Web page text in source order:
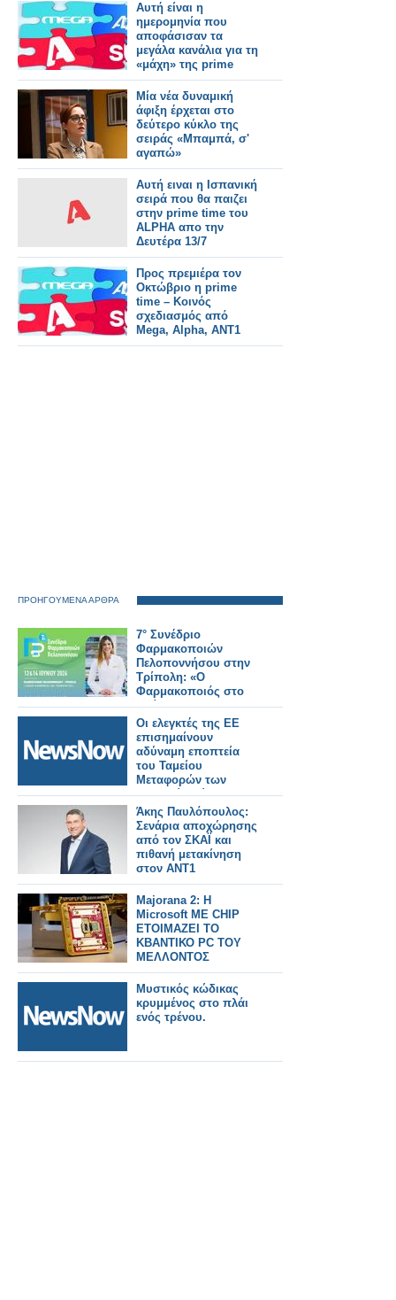
Αυτή είναι η
ημερομηνία που
αποφάσισαν τα
μεγάλα κανάλια για τη
«μάχη» της prime
time
Μία νέα δυναμική
άφιξη έρχεται στο
δεύτερο κύκλο της
σειράς «Μπαμπά, σ'
αγαπώ»
Αυτή ειναι η Ισπανική
σειρά που θα παιζει
στην prime time του
ALPHA απο την
Δευτέρα 13/7
Προς πρεμιέρα τον
Οκτώβριο η prime
time – Κοινός
σχεδιασμός από
Mega, Alpha, ΑΝΤ1
και Star
ΠΡΟΗΓΟΥΜΕΝΑ ΑΡΘΡΑ
7° Συνέδριο
Φαρμακοποιών
Πελοποννήσου στην
Τρίπολη: «Ο
Φαρμακοποιός στο
Επίκεντρο της
Σύγχρονης
Υγειονομικής
Φροντίδας»
Οι ελεγκτές της ΕΕ
επισημαίνουν
αδύναμη εποπτεία
του Ταμείου
Μεταφορών των
Βαλκανίων ύψους 527
εκατομμυρίων ευρώ.
Άκης Παυλόπουλος:
Σενάρια αποχώρησης
από τον ΣΚΑΪ και
πιθανή μετακίνηση
στον ΑΝΤ1
Majorana 2: Η
Microsoft ME CHIP
ΕΤΟΙΜΑΖΕΙ ΤΟ
ΚΒΑΝΤΙΚΟ PC ΤΟΥ
ΜΕΛΛΟΝΤΟΣ
Μυστικός κώδικας
κρυμμένος στο πλάι
ενός τρένου.